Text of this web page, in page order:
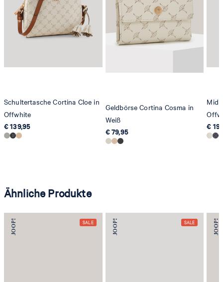
Strellson AG
Sonnenwiesenstrasse 21
8280 Kreuzlingen
Schultertasche Cortina Cloe in
Offwhite
€ 139,95
Geldbörse Cortina Cosma in
Weiß
€ 79,95
€
Ähnliche Produkte